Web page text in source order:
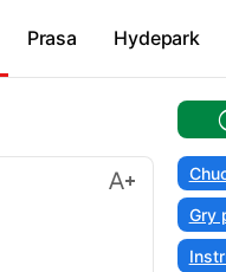
Prasa Hydepark
Gry